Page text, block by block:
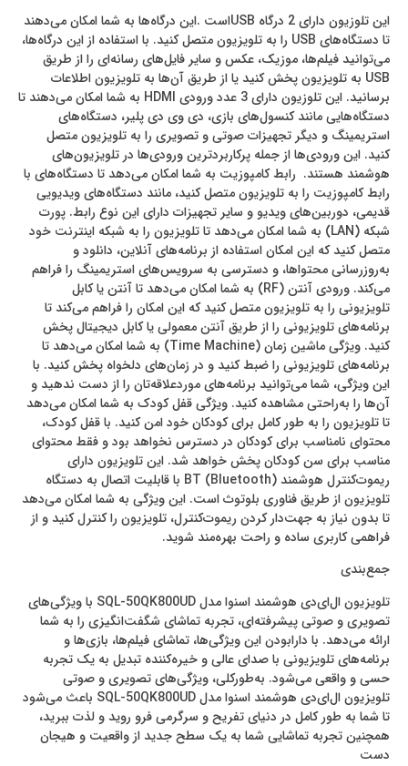
این تلوزیون دارای 2 درگاه USBاست .این درگاه‌ها به شما امکان می‌دهند
تا دستگاه‌های USB را به تلویزیون متصل کنید. با استفاده از این درگاه‌ها،
می‌توانید فیلم‌ها، موزیک، عکس و سایر فایل‌های رسانه‌ای را از طریق
USB به تلویزیون پخش کنید یا از طریق آن‌ها به تلویزیون اطلاعات
برسانید. این تلوزیون دارای 3 عدد ورودی HDMI به شما امکان می‌دهند تا
دستگاه‌هایی مانند کنسول‌های بازی، دی وی دی پلیر، دستگاه‌های
استریمینگ و دیگر تجهیزات صوتی و تصویری را به تلویزیون متصل
کنید. این ورودی‌ها از جمله پرکاربردترین ورودی‌ها در تلویزیون‌های
هوشمند هستند. رابط کامپوزیت به شما امکان می‌دهد تا دستگاه‌های با
رابط کامپوزیت را به تلویزیون متصل کنید، مانند دستگاه‌های ویدیویی
قدیمی، دوربین‌های ویدیو و سایر تجهیزات دارای این نوع رابط. پورت
شبکه (LAN) به شما امکان می‌دهد تا تلویزیون را به شبکه اینترنت خود
متصل کنید که این امکان استفاده از برنامه‌های آنلاین، دانلود و
به‌روزرسانی محتواها، و دسترسی به سرویس‌های استریمینگ را فراهم
می‌کند. ورودی آنتن (RF) به شما امکان می‌دهد تا آنتن یا کابل
تلویزیونی را به تلویزیون متصل کنید که این امکان را فراهم می‌کند تا
برنامه‌های تلویزیونی را از طریق آنتن معمولی یا کابل دیجیتال پخش
کنید. ویژگی ماشین زمان (Time Machine) به شما امکان می‌دهد تا
برنامه‌های تلویزیونی را ضبط کنید و در زمان‌های دلخواه پخش کنید. با
این ویژگی، شما می‌توانید برنامه‌های موردعلاقه‌تان را از دست ندهید و
آن‌ها را به‌راحتی مشاهده کنید. ویژگی قفل کودک به شما امکان می‌دهد
تا تلویزیون را به طور کامل برای کودکان خود امن کنید. با قفل کودک،
محتوای نامناسب برای کودکان در دسترس نخواهد بود و فقط محتوای
مناسب برای سن کودکان پخش خواهد شد. این تلویزیون دارای
ریموت‌کنترل هوشمند BT (Bluetooth) با قابلیت اتصال به دستگاه
تلویزیون از طریق فناوری بلوتوث است. این ویژگی به شما امکان می‌دهد
تا بدون نیاز به جهت‌دار کردن ریموت‌کنترل، تلویزیون را کنترل کنید و از
فراهمی کاربری ساده و راحت بهره‌مند شوید.
جمع‌‌بندی
تلویزیون ال‌ای‌دی هوشمند اسنوا مدل SQL-50QK800UD با ویژگی‌های
تصویری و صوتی پیشرفته‌ای، تجربه‌ تماشای شگفت‌انگیزی را به شما
ارائه می‌دهد. با دارابودن این ویژگی‌ها، تماشای فیلم‌ها، بازی‌ها و
برنامه‌های تلویزیونی با صدای عالی و خیره‌کننده تبدیل به یک تجربه
حسی و واقعی می‌شود. به‌طورکلی، ویژگی‌های تصویری و صوتی
تلویزیون ال‌ای‌دی هوشمند اسنوا مدل SQL-50QK800UD باعث می‌شود
تا شما به طور کامل در دنیای تفریح و سرگرمی فرو روید و لذت ببرید،
همچنین تجربه‌ تماشایی شما به یک سطح جدید از واقعیت و هیجان
دست